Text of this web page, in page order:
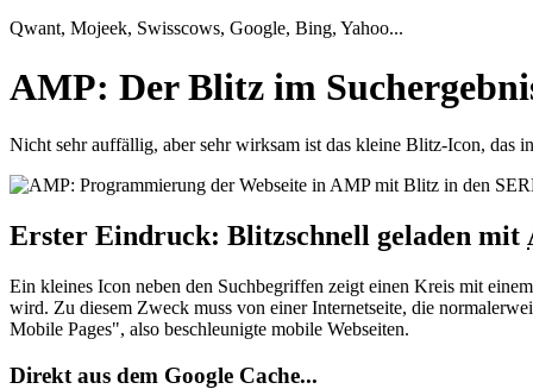
Qwant, Mojeek, Swisscows, Google, Bing, Yahoo...
AMP: Der Blitz im
Nicht sehr auffällig, aber sehr wirksam ist das kleine Blitz-Icon, das
Erster Eindruck: Blitzschnell geladen mit
Ein kleines Icon neben den Suchbegriffen zeigt einen Kreis mit
wird. Zu diesem Zweck muss von einer Internetseite, die
Mobile Pages", also beschleunigte mobile Webseiten.
Direkt aus dem Google Cache...